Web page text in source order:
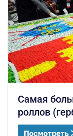
Самая
роллов
Посмотреть